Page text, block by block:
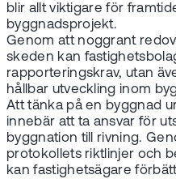
blir allt viktigare för
byggnadsprojekt.
Genom att noggrant
skeden kan
rapporteringskrav, utan
hållbar utveckling inom
Att tänka på en byggnad
innebär att ta ansvar för
byggnation till rivning.
protokollets riktlinjer och
kan fastighetsägare